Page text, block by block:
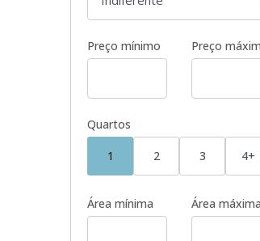
Preço mínimo Preço
Quartos
1 2 3 4+
Área mínima Área máxima